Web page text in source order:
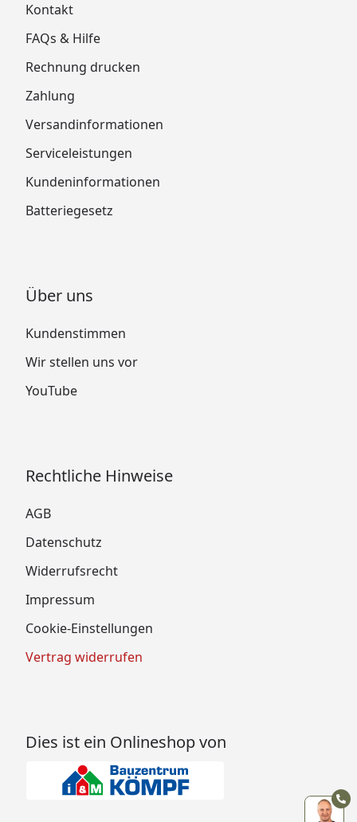
Kontakt
FAQs & Hilfe
Rechnung drucken
Zahlung
Versandinformationen
Serviceleistungen
Kundeninformationen
Batteriegesetz
Über uns
Kundenstimmen
Wir stellen uns vor
YouTube
Rechtliche Hinweise
AGB
Datenschutz
Widerrufsrecht
Impressum
Cookie-Einstellungen
Vertrag widerrufen
Dies ist ein Onlineshop von